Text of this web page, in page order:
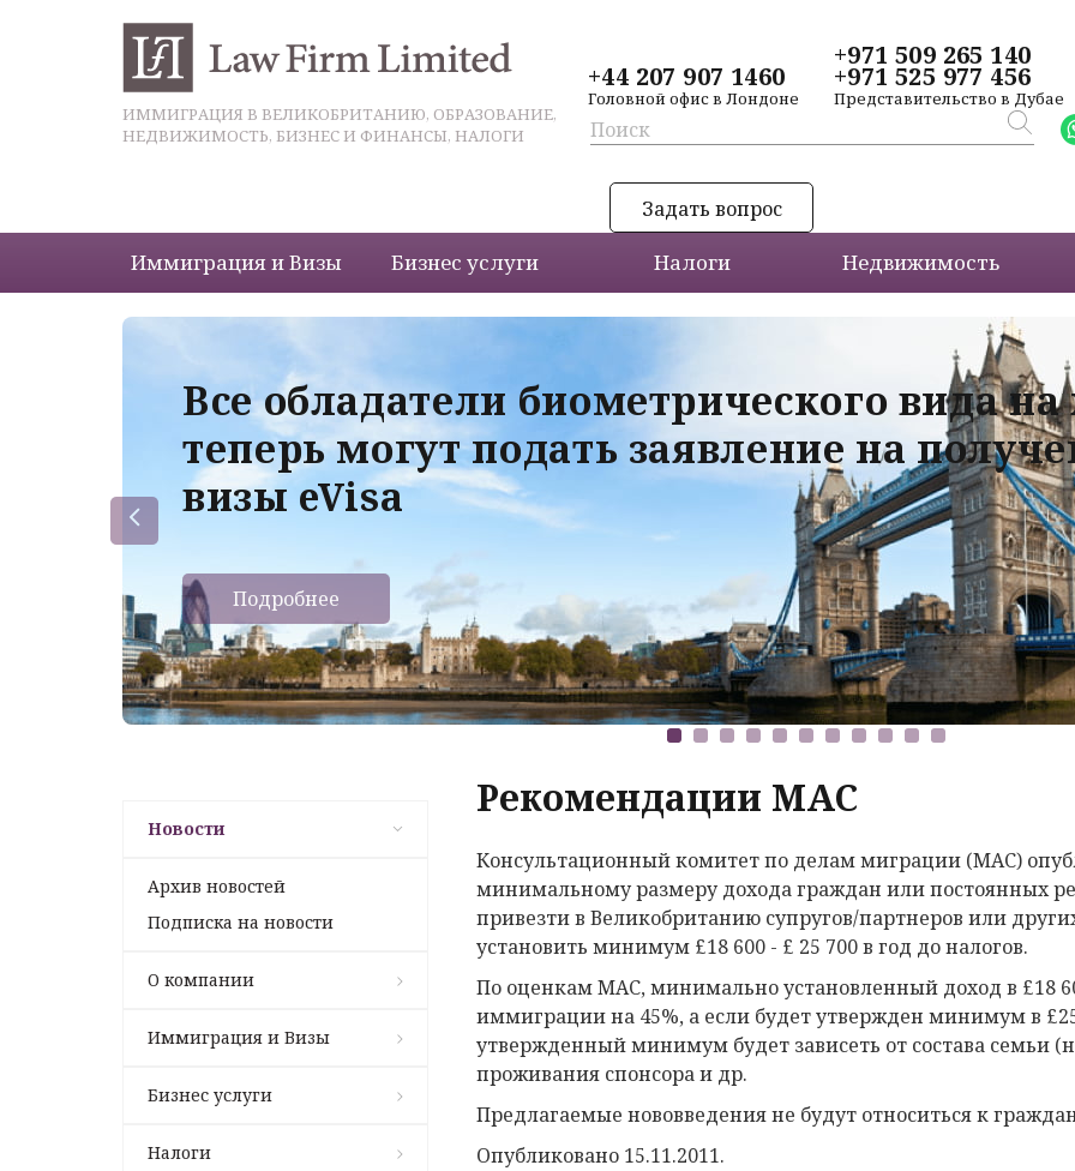
ИММИГРАЦИЯ В ВЕЛИКОБРИТАНИЮ, ОБРАЗОВАНИЕ,
НЕДВИЖИМОСТЬ, БИЗНЕС И ФИНАНСЫ, НАЛОГИ
+44 207 907 1460
Головной офис в Лондоне
+971 509 265 140
+971 525 977 456
Представительство в Дубае
Задать вопрос
Иммиграция и Визы Бизнес услуги Налоги Недвижимость
Все обладатели биометрического вида на
теперь могут подать заявление на
визы eVisa
Подробнее
Новости
Архив новостей
Подписка на новости
О компании
Иммиграция и Визы
Бизнес услуги
Налоги
Рекомендации MAC
Консультационный комитет по делам миграции (МАС)
минимальному размеру дохода граждан или постоянных
привезти в Великобританию супругов/партнеров или
установить минимум £18 600 - £ 25 700 в год до налогов.
По оценкам МАС, минимально установленный доход в £18
иммиграции на 45%, а если будет утвержден минимум в
утвержденный минимум будет зависеть от состава семьи
проживания спонсора и др.
Предлагаемые нововведения не будут относиться к
Опубликовано 15.11.2011.